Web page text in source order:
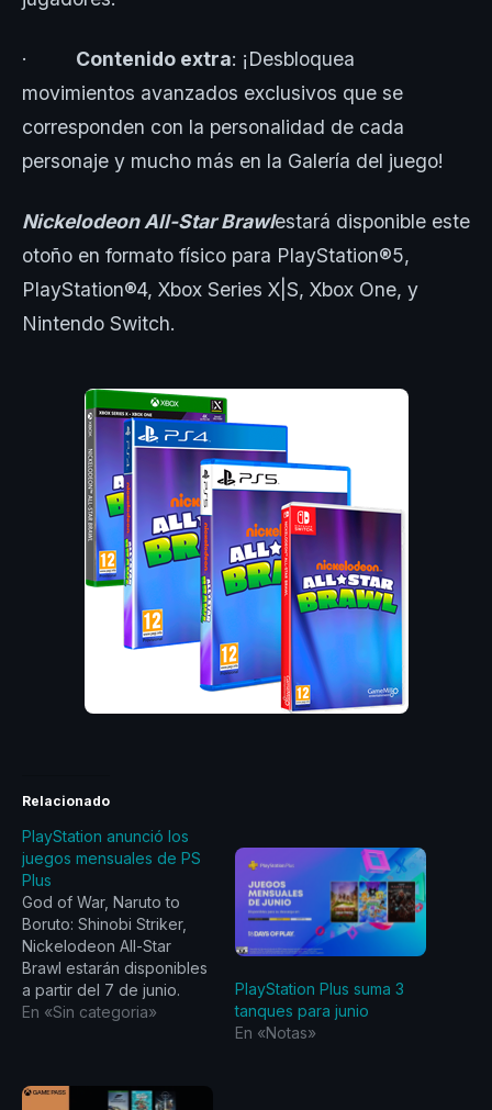
· Contenido extra: ¡Desbloquea
movimientos avanzados exclusivos que se
corresponden con la personalidad de cada
personaje y mucho más en la Galería del juego!
Nickelodeon All-Star Brawlestará disponible este
otoño en formato físico para PlayStation®5,
PlayStation®4, Xbox Series X|S, Xbox One, y
Nintendo Switch.
Relacionado
PlayStation anunció los
juegos mensuales de PS
Plus
God of War, Naruto to
Boruto: Shinobi Striker,
Nickelodeon All-Star
Brawl estarán disponibles
a partir del 7 de junio.
God of War | PS4 Kratos,
adaptarse a tierras
En «Sin categoria»
PlayStation Plus suma 3
tanques para junio
En «Notas»